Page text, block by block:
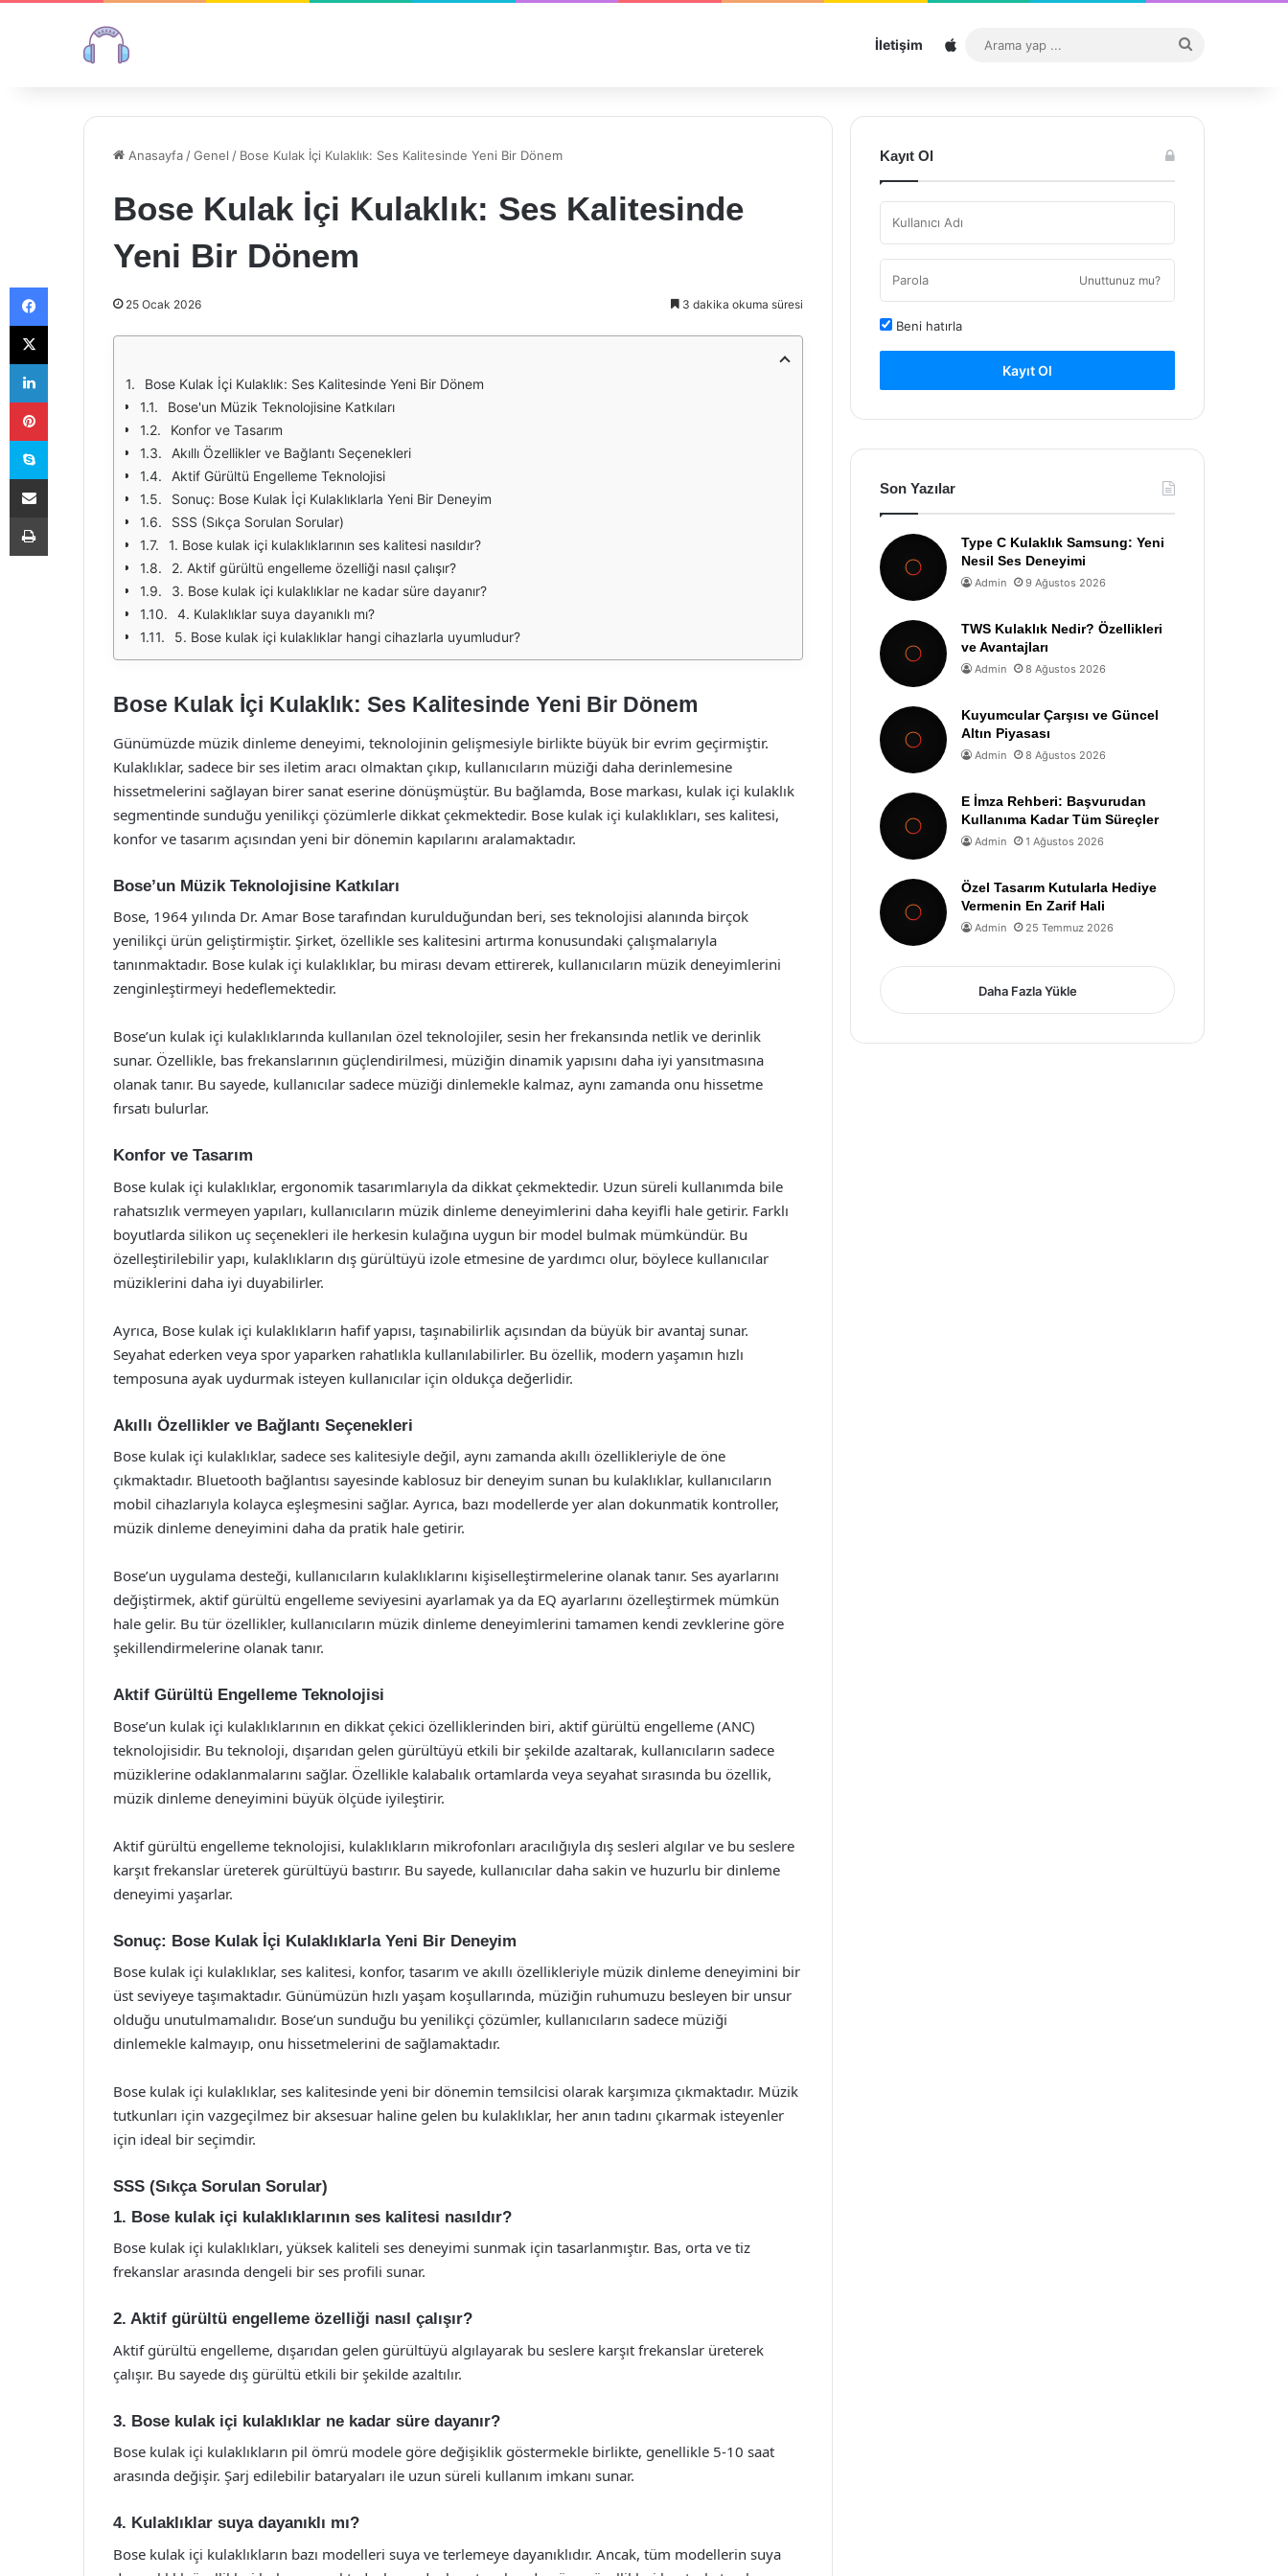
İletişim Sitemap
...
Anasayfa /Genel / Bose Kulak İçi Kulaklık: Ses Kalitesinde Yeni Bir Dönem
Bose Kulak İçi Kulaklık: Ses Kalitesinde
Yeni Bir Dönem
25 Ocak 2026 3 dakika okuma süresi
Bose Kulak İçi Kulaklık: Ses Kalitesinde Yeni Bir Dönem
Bose'un Müzik Teknolojisine Katkıları
Konfor ve Tasarım
Akıllı Özellikler ve Bağlantı Seçenekleri
Aktif Gürültü Engelleme Teknolojisi
Sonuç: Bose Kulak İçi Kulaklıklarla Yeni Bir Deneyim
SSS (Sıkça Sorulan Sorular)
1. Bose kulak içi kulaklıklarının ses kalitesi nasıldır?
2. Aktif gürültü engelleme özelliği nasıl çalışır?
3. Bose kulak içi kulaklıklar ne kadar süre dayanır?
4. Kulaklıklar suya dayanıklı mı?
5. Bose kulak içi kulaklıklar hangi cihazlarla uyumludur?
Bose Kulak İçi Kulaklık: Ses Kalitesinde Yeni Bir Dönem
Günümüzde müzik dinleme deneyimi, teknolojinin gelişmesiyle birlikte büyük bir evrim geçirmiştir.
Kulaklıklar, sadece bir ses iletim aracı olmaktan çıkıp, kullanıcıların müziği daha derinlemesine
hissetmelerini sağlayan birer sanat eserine dönüşmüştür. Bu bağlamda, Bose markası, kulak içi kulaklık
segmentinde sunduğu yenilikçi çözümlerle dikkat çekmektedir. Bose kulak içi kulaklıkları, ses kalitesi,
konfor ve tasarım açısından yeni bir dönemin kapılarını aralamaktadır.
Bose’un Müzik Teknolojisine Katkıları
Bose, 1964 yılında Dr. Amar Bose tarafından kurulduğundan beri, ses teknolojisi alanında birçok
yenilikçi ürün geliştirmiştir. Şirket, özellikle ses kalitesini artırma konusundaki çalışmalarıyla
tanınmaktadır. Bose kulak içi kulaklıklar, bu mirası devam ettirerek, kullanıcıların müzik deneyimlerini
zenginleştirmeyi hedeflemektedir.
Bose’un kulak içi kulaklıklarında kullanılan özel teknolojiler, sesin her frekansında netlik ve derinlik
sunar. Özellikle, bas frekanslarının güçlendirilmesi, müziğin dinamik yapısını daha iyi yansıtmasına
olanak tanır. Bu sayede, kullanıcılar sadece müziği dinlemekle kalmaz, aynı zamanda onu hissetme
fırsatı bulurlar.
Konfor ve Tasarım
Bose kulak içi kulaklıklar, ergonomik tasarımlarıyla da dikkat çekmektedir. Uzun süreli kullanımda bile
rahatsızlık vermeyen yapıları, kullanıcıların müzik dinleme deneyimlerini daha keyifli hale getirir. Farklı
boyutlarda silikon uç seçenekleri ile herkesin kulağına uygun bir model bulmak mümkündür. Bu
özelleştirilebilir yapı, kulaklıkların dış gürültüyü izole etmesine de yardımcı olur, böylece kullanıcılar
müziklerini daha iyi duyabilirler.
Ayrıca, Bose kulak içi kulaklıkların hafif yapısı, taşınabilirlik açısından da büyük bir avantaj sunar.
Seyahat ederken veya spor yaparken rahatlıkla kullanılabilirler. Bu özellik, modern yaşamın hızlı
temposuna ayak uydurmak isteyen kullanıcılar için oldukça değerlidir.
Akıllı Özellikler ve Bağlantı Seçenekleri
Bose kulak içi kulaklıklar, sadece ses kalitesiyle değil, aynı zamanda akıllı özellikleriyle de öne
çıkmaktadır. Bluetooth bağlantısı sayesinde kablosuz bir deneyim sunan bu kulaklıklar, kullanıcıların
mobil cihazlarıyla kolayca eşleşmesini sağlar. Ayrıca, bazı modellerde yer alan dokunmatik kontroller,
müzik dinleme deneyimini daha da pratik hale getirir.
Bose’un uygulama desteği, kullanıcıların kulaklıklarını kişiselleştirmelerine olanak tanır. Ses ayarlarını
değiştirmek, aktif gürültü engelleme seviyesini ayarlamak ya da EQ ayarlarını özelleştirmek mümkün
hale gelir. Bu tür özellikler, kullanıcıların müzik dinleme deneyimlerini tamamen kendi zevklerine göre
şekillendirmelerine olanak tanır.
Aktif Gürültü Engelleme Teknolojisi
Bose’un kulak içi kulaklıklarının en dikkat çekici özelliklerinden biri, aktif gürültü engelleme (ANC)
teknolojisidir. Bu teknoloji, dışarıdan gelen gürültüyü etkili bir şekilde azaltarak, kullanıcıların sadece
müziklerine odaklanmalarını sağlar. Özellikle kalabalık ortamlarda veya seyahat sırasında bu özellik,
müzik dinleme deneyimini büyük ölçüde iyileştirir.
Aktif gürültü engelleme teknolojisi, kulaklıkların mikrofonları aracılığıyla dış sesleri algılar ve bu seslere
karşıt frekanslar üreterek gürültüyü bastırır. Bu sayede, kullanıcılar daha sakin ve huzurlu bir dinleme
deneyimi yaşarlar.
Sonuç: Bose Kulak İçi Kulaklıklarla Yeni Bir Deneyim
Bose kulak içi kulaklıklar, ses kalitesi, konfor, tasarım ve akıllı özellikleriyle müzik dinleme deneyimini bir
üst seviyeye taşımaktadır. Günümüzün hızlı yaşam koşullarında, müziğin ruhumuzu besleyen bir unsur
olduğu unutulmamalıdır. Bose’un sunduğu bu yenilikçi çözümler, kullanıcıların sadece müziği
dinlemekle kalmayıp, onu hissetmelerini de sağlamaktadır.
Bose kulak içi kulaklıklar, ses kalitesinde yeni bir dönemin temsilcisi olarak karşımıza çıkmaktadır. Müzik
tutkunları için vazgeçilmez bir aksesuar haline gelen bu kulaklıklar, her anın tadını çıkarmak isteyenler
için ideal bir seçimdir.
SSS (Sıkça Sorulan Sorular)
1. Bose kulak içi kulaklıklarının ses kalitesi nasıldır?
Bose kulak içi kulaklıkları, yüksek kaliteli ses deneyimi sunmak için tasarlanmıştır. Bas, orta ve tiz
frekanslar arasında dengeli bir ses profili sunar.
2. Aktif gürültü engelleme özelliği nasıl çalışır?
Aktif gürültü engelleme, dışarıdan gelen gürültüyü algılayarak bu seslere karşıt frekanslar üreterek
çalışır. Bu sayede dış gürültü etkili bir şekilde azaltılır.
3. Bose kulak içi kulaklıklar ne kadar süre dayanır?
Bose kulak içi kulaklıkların pil ömrü modele göre değişiklik göstermekle birlikte, genellikle 5-10 saat
arasında değişir. Şarj edilebilir bataryaları ile uzun süreli kullanım imkanı sunar.
4. Kulaklıklar suya dayanıklı mı?
Bose kulak içi kulaklıkların bazı modelleri suya ve terlemeye dayanıklıdır. Ancak, tüm modellerin suya
Kayıt Ol
Unuttunuz mu?
Beni hatırla
Kayıt Ol
Son Yazılar
Type C Kulaklık Samsung: Yeni
Nesil Ses Deneyimi
Admin 9 Ağustos 2026
TWS Kulaklık Nedir? Özellikleri
ve Avantajları
Admin 8 Ağustos 2026
Kuyumcular Çarşısı ve Güncel
Altın Piyasası
Admin 8 Ağustos 2026
E İmza Rehberi: Başvurudan
Kullanıma Kadar Tüm Süreçler
Admin 1 Ağustos 2026
Özel Tasarım Kutularla Hediye
Vermenin En Zarif Hali
Admin 25 Temmuz 2026
Daha Fazla Yükle
Facebook
X
LinkedIn
Pinterest
Skype
E-Posta ile paylaş